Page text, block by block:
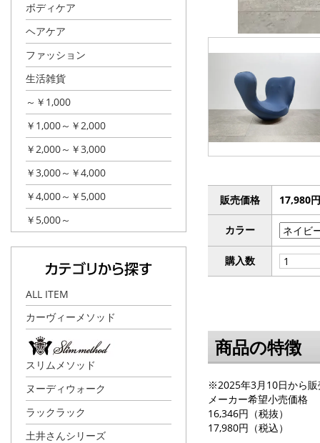
販売価格 17,980
カラー
購入数
商品の特徴
※2025年3月10日から販
メーカー希望小売価格
16,346円（税抜）
17,980円（税込）
ボディケア
ヘアケア
ファッション
生活雑貨
～￥1,000
￥1,000～￥2,000
￥2,000～￥3,000
￥3,000～￥4,000
￥4,000～￥5,000
￥5,000～
ALL ITEM
カーヴィーメソッド
スリムメソッド
ヌーディウォーク
ラックラック
土井さんシリーズ